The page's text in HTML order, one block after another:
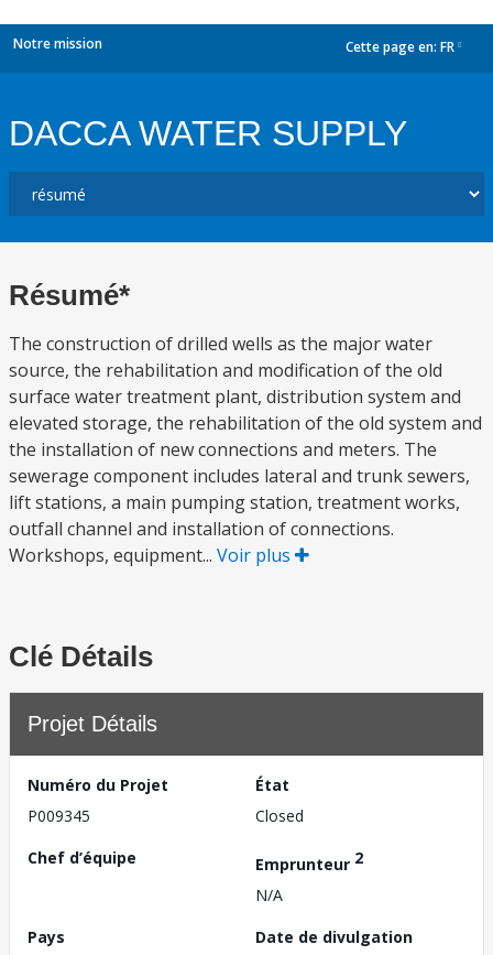
Notre mission Cette page en: FR
DACCA WATER SUPPLY
Résumé*
The construction of drilled wells as the major water
source, the rehabilitation and modification of the old
surface water treatment plant, distribution system and
elevated storage, the rehabilitation of the old system and
the installation of new connections and meters. The
sewerage component includes lateral and trunk sewers,
lift stations, a main pumping station, treatment works,
outfall channel and installation of connections.
Workshops, equipment... Voir plus
Clé Détails
Projet Détails
Numéro du Projet
P009345
État
Closed
Chef d’équipe
Emprunteur 2
N/A
Pays
Date de divulgation